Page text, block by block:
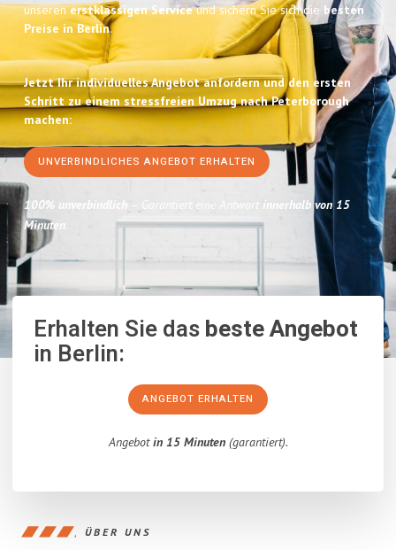
unserenerstklassigen Serviceund sichern Sie sich die besten
Preise in Berlin.
Jetzt Ihr individuelles Angebot anfordern und den ersten
Schritt zu einem stressfreien Umzug nach Peterborough
machen:
UNVERBINDLICHES ANGEBOT ERHALTEN
100% unverbindlich – Garantiert eine Antwort innerhalb von 15
Minuten.
Erhalten Sie dasbeste Angebot
in Berlin:
ANGEBOT ERHALTEN
Angebotin 15 Minuten(garantiert).
ÜBER UNS